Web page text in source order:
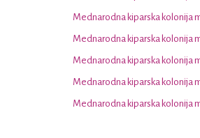
Mednarodna kiparska kolonija
Mednarodna kiparska kolonija
Mednarodna kiparska kolonija
Mednarodna kiparska kolonija
Mednarodna kiparska kolonija